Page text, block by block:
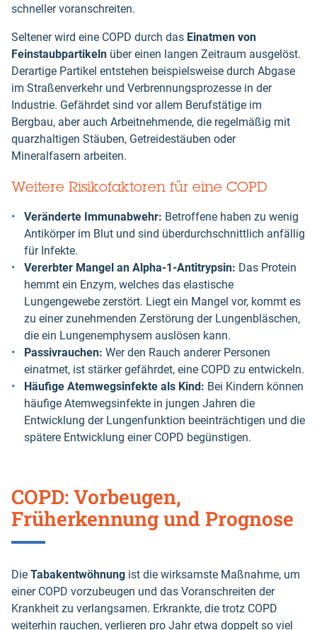
schneller voranschreiten.
Seltener wird eine COPD durch das Einatmen von
Feinstaubpartikeln über einen langen Zeitraum ausgelöst.
Derartige Partikel entstehen beispielsweise durch Abgase
im Straßenverkehr und Verbrennungsprozesse in der
Industrie. Gefährdet sind vor allem Berufstätige im
Bergbau, aber auch Arbeitnehmende, die regelmäßig mit
quarzhaltigen Stäuben, Getreidestäuben oder
Mineralfasern arbeiten.
Weitere Risikofaktoren für eine COPD
Veränderte Immunabwehr: Betroffene haben zu wenig
Antikörper im Blut und sind überdurchschnittlich anfällig
für Infekte.
Vererbter Mangel an Alpha-1-Antitrypsin: Das Protein
hemmt ein Enzym, welches das elastische
Lungengewebe zerstört. Liegt ein Mangel vor, kommt es
zu einer zunehmenden Zerstörung der Lungenbläschen,
die ein Lungenemphysem auslösen kann.
Passivrauchen: Wer den Rauch anderer Personen
einatmet, ist stärker gefährdet, eine COPD zu entwickeln.
Häufige Atemwegsinfekte als Kind: Bei Kindern können
häufige Atemwegsinfekte in jungen Jahren die
Entwicklung der Lungenfunktion beeinträchtigen und die
spätere Entwicklung einer COPD begünstigen.
COPD: Vorbeugen,
Früherkennung und Prognose
Die Tabakentwöhnung ist die wirksamste Maßnahme, um
einer COPD vorzubeugen und das Voranschreiten der
Krankheit zu verlangsamen. Erkrankte, die trotz COPD
weiterhin rauchen, verlieren pro Jahr etwa doppelt so viel